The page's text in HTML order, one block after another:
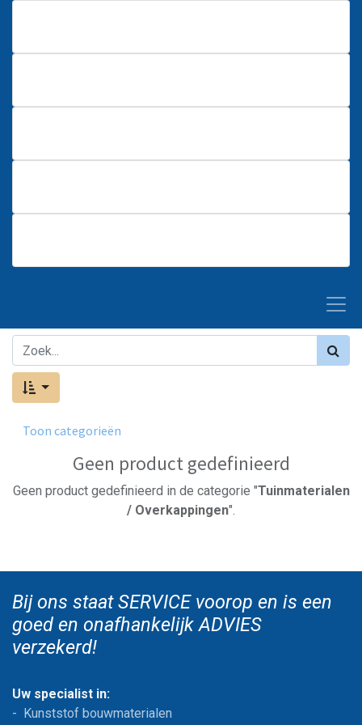
Toon categorieën
Geen product gedefinieerd
Geen product gedefinieerd in de categorie "Tuinmaterialen
/ Overkappingen".
Bij ons staat SERVICE voorop en is een
goed en onafhankelijk ADVIES
verzekerd!
Uw specialist in:
- Kunststof bouwmaterialen